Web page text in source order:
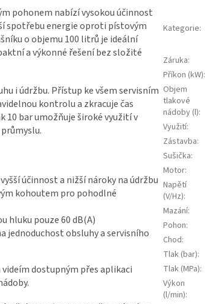
pohonem nabízí vysokou účinnost
spotřebu energie oproti pístovým
o objemu 100 litrů je ideální
a výkonné řešení bez složité
i údržbu. Přístup ke všem servisním
kontrolu a zkracuje čas
10 bar umožňuje široké využití v
účinnost a nižší nároky na údržbu
kohoutem pro pohodlné
hluku pouze 60 dB(A)
jednoduchost obsluhy a servisního
dostupným přes aplikaci
Kategorie:
Záruka:
Příkon (kW):
Objem
tlakové
nádoby (l):
Využití:
Zástavba:
Sušička:
Motor:
Napětí
(V/Hz):
Mazání:
Pohon:
Chod:
Tlak (bar):
Tlak (MPa):
Výkon
(l/min):